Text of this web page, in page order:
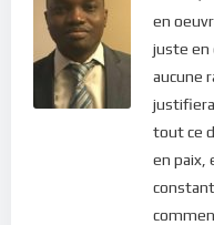
mêmes.”(Matthieu
occasion de revenir au
prendre la décision de
aigreurs pour revenir à la
Dans ce podcast, vous
efficaces pour réduire
énergie au lieu de la
en
juste en
aucune
tout ce
en paix,